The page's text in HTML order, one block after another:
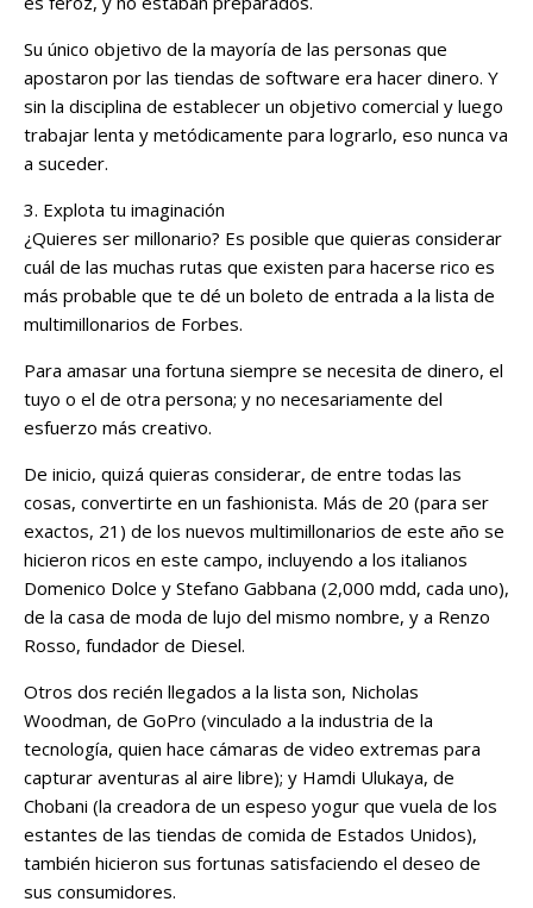
Su único objetivo de la mayoría de las personas que
apostaron por las tiendas de software era hacer dinero. Y
sin la disciplina de establecer un objetivo comercial y luego
trabajar lenta y metódicamente para lograrlo, eso nunca va
a suceder.
3. Explota tu imaginación
¿Quieres ser millonario? Es posible que quieras considerar
cuál de las muchas rutas que existen para hacerse rico es
más probable que te dé un boleto de entrada a la lista de
multimillonarios de Forbes.
Para amasar una fortuna siempre se necesita de dinero, el
tuyo o el de otra persona; y no necesariamente del
esfuerzo más creativo.
De inicio, quizá quieras considerar, de entre todas las
cosas, convertirte en un fashionista. Más de 20 (para ser
exactos, 21) de los nuevos multimillonarios de este año se
hicieron ricos en este campo, incluyendo a los italianos
Domenico Dolce y Stefano Gabbana (2,000 mdd, cada uno),
de la casa de moda de lujo del mismo nombre, y a Renzo
Rosso, fundador de Diesel.
Otros dos recién llegados a la lista son, Nicholas
Woodman, de GoPro (vinculado a la industria de la
tecnología, quien hace cámaras de video extremas para
capturar aventuras al aire libre); y Hamdi Ulukaya, de
Chobani (la creadora de un espeso yogur que vuela de los
estantes de las tiendas de comida de Estados Unidos),
también hicieron sus fortunas satisfaciendo el deseo de
sus consumidores.